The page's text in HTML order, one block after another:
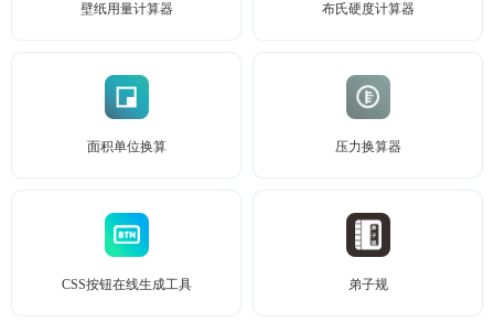
壁纸用量计算器 布氏硬度计算器
面积单位换算 压力换算器
CSS按钮在线生成工具 弟子规